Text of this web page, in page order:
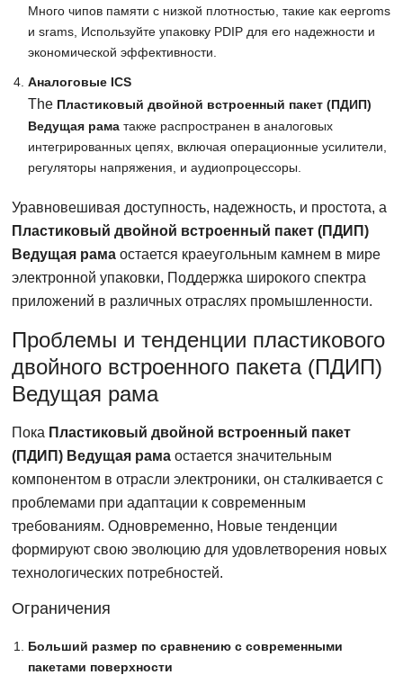
Много чипов памяти с низкой плотностью, такие как eeproms
и srams, Используйте упаковку PDIP для его надежности и
экономической эффективности.
Аналоговые ICS
The Пластиковый двойной встроенный пакет (ПДИП)
Ведущая рама также распространен в аналоговых
интегрированных цепях, включая операционные усилители,
регуляторы напряжения, и аудиопроцессоры.
Уравновешивая доступность, надежность, и простота, а
Пластиковый двойной встроенный пакет (ПДИП)
Ведущая рама остается краеугольным камнем в мире
электронной упаковки, Поддержка широкого спектра
приложений в различных отраслях промышленности.
Проблемы и тенденции пластикового
двойного встроенного пакета (ПДИП)
Ведущая рама
Пока Пластиковый двойной встроенный пакет
(ПДИП) Ведущая рама остается значительным
компонентом в отрасли электроники, он сталкивается с
проблемами при адаптации к современным
требованиям. Одновременно, Новые тенденции
формируют свою эволюцию для удовлетворения новых
технологических потребностей.
Ограничения
Больший размер по сравнению с современными
пакетами поверхности